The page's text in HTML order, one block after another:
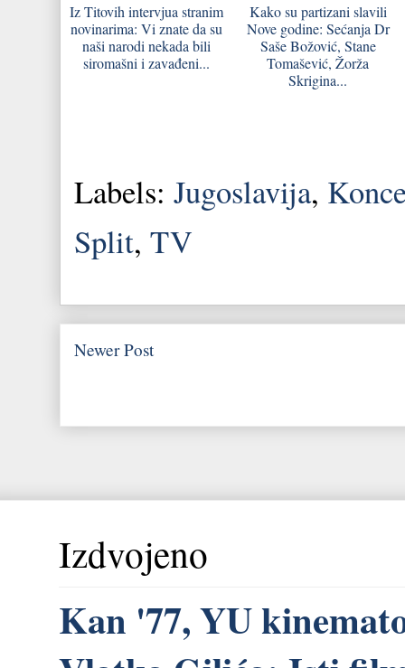
Iz Titovih intervjua stranim
novinarima: Vi znate da su
naši narodi nekada bili
siromašni i zavađeni...
Kako su partizani slavili
Nove godine: Sećanja Dr
Saše Božović, Stane
Tomašević, Žorža
Skrigina...
Labels: Jugoslavija,
Split, TV
Newer Post
Izdvojeno
Kan '77, YU